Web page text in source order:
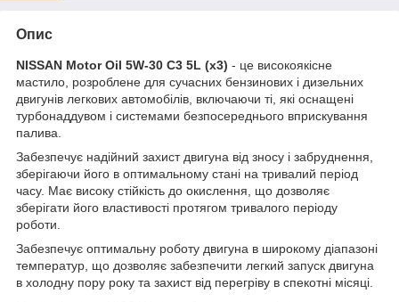
Опис
NISSAN Motor Oil 5W-30 C3 5L (x3) - це високоякісне
мастило, розроблене для сучасних бензинових і дизельних
двигунів легкових автомобілів, включаючи ті, які оснащені
турбонаддувом і системами безпосереднього вприскування
палива.
Забезпечує надійний захист двигуна від зносу і забруднення,
зберігаючи його в оптимальному стані на тривалий період
часу. Має високу стійкість до окислення, що дозволяє
зберігати його властивості протягом тривалого періоду
роботи.
Забезпечує оптимальну роботу двигуна в широкому діапазоні
температур, що дозволяє забезпечити легкий запуск двигуна
в холодну пору року та захист від перегріву в спекотні місяці.